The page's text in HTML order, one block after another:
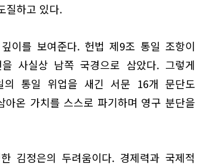
질하고 있다.
이를 보여준다. 헌법 제9조 통일 조항이
사실상 남쪽 국경으로 삼았다. 그렇게
의 통일 위업을 새긴 서문 16개 문단도
온 가치를 스스로 파기하며 영구 분단을
김정은의 두려움이다. 경제력과 국제적